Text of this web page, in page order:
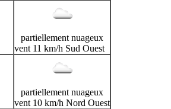
partiellement nuageux
vent 11 km/h Sud Ouest
partiellement nuageux
vent 10 km/h Nord Ouest